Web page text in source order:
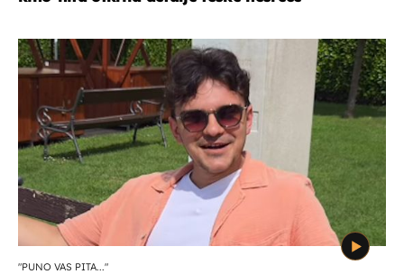
"PUNO VAS PITA..."